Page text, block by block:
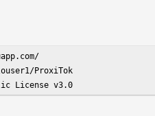
ProxiTok
License v3.0